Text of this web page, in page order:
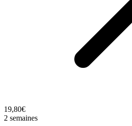
19,80€
2 semaines